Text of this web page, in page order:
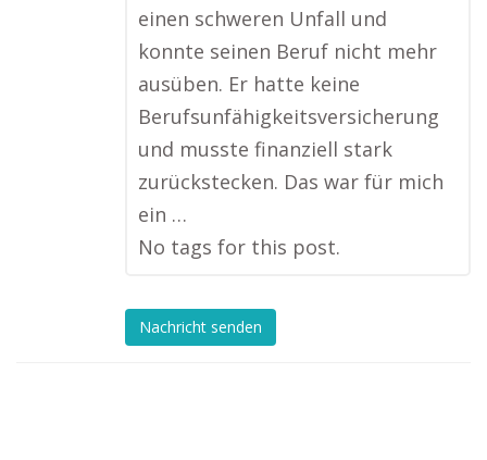
einen schweren Unfall und
konnte seinen Beruf nicht mehr
ausüben. Er hatte keine
Berufsunfähigkeitsversicherung
und musste finanziell stark
zurückstecken. Das war für mich
ein …
No tags for this post.
Nachricht senden